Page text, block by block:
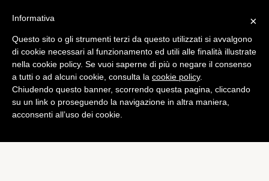
Mobile
iPhone 6 ha fallito, utenti
Android fedeli al loro
terminale
diRedazione
×
Informativa
Questo sito o gli strumenti terzi da questo utilizzati si avvalgono
di cookie necessari al funzionamento ed utili alle finalità illustrate
nella cookie policy. Se vuoi saperne di più o negare il consenso
a tutti o ad alcuni cookie, consulta la cookie policy.
Chiudendo questo banner, scorrendo questa pagina, cliccando
su un link o proseguendo la navigazione in altra maniera,
acconsenti all’uso dei cookie.